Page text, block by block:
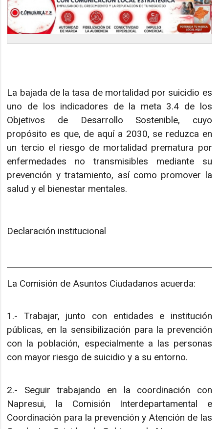
La bajada de la tasa de mortalidad por suicidio es
uno de los indicadores de la meta 3.4 de los
Objetivos de Desarrollo Sostenible, cuyo
propósito es que, de aquí a 2030, se reduzca en
un tercio el riesgo de mortalidad prematura por
enfermedades no transmisibles mediante su
prevención y tratamiento, así como promover la
salud y el bienestar mentales.
Declaración institucional
La Comisión de Asuntos Ciudadanos acuerda:
1.- Trabajar, junto con entidades e institución
públicas, en la sensibilización para la prevención
con la población, especialmente a las personas
con mayor riesgo de suicidio y a su entorno.
2.- Seguir trabajando en la coordinación con
Napresui, la Comisión Interdepartamental e
Coordinación para la prevención y Atención de las